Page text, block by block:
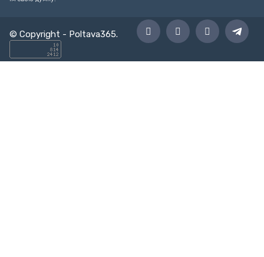
Спорт
Інтернет-видання «Полтава365».
Матеріали сайту є інтелектуальною
власністю видання. Використання матеріалів інтернет-видання
«Полтава365» на інших сайтах дозволяється тільки за наявності
гіперпосилання на сайт
пошуковими системами, в друкованих виданнях - тільки за письмовою
згодою редакції. Матеріали, позначені літерою